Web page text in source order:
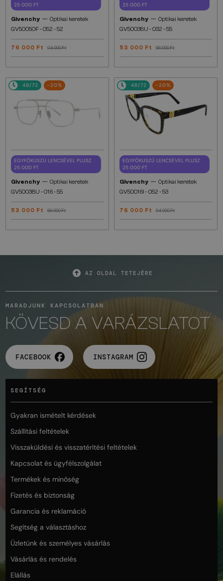
25 000 FT
Givenchy — Optikai keretek
GV50050F - 052 - 52
76 000 Ft 94 000 Ft
25 000 FT
Givenchy — Optikai keretek
GV50038U - 032 - 55
53 000 Ft 66 000 Ft
48/72 -20%
EGYFÓKUSZÚ LENCSÉVEL PLUSZ
25 000 FT
Givenchy — Optikai keretek
GV50038U - 016 - 55
53 000 Ft 66 000 Ft
48/72 -20%
EGYFÓKUSZÚ LENCSÉVEL PLUSZ
25 000 FT
Givenchy — Optikai keretek
GV50016I - 052 - 53
76 000 Ft 94 000 Ft
AZ OLDAL TETEJÉRE
MARADJUNK KAPCSOLATBAN
KÖVESD A VARÁZSLATOT
FACEBOOK INSTAGRAM
SEGÍTSÉG
Gyakran ismételt kérdések
Szállítási feltételek
Visszaküldési és visszatérítési feltételek
Kapcsolat és ügyfélszolgálat
Termékek és minőség
Fizetés és biztonság
Garancia és reklamáció
Segítség a választáshoz
Üzletünk és személyes vásárlás
Vásárlás és rendelés
Elállás